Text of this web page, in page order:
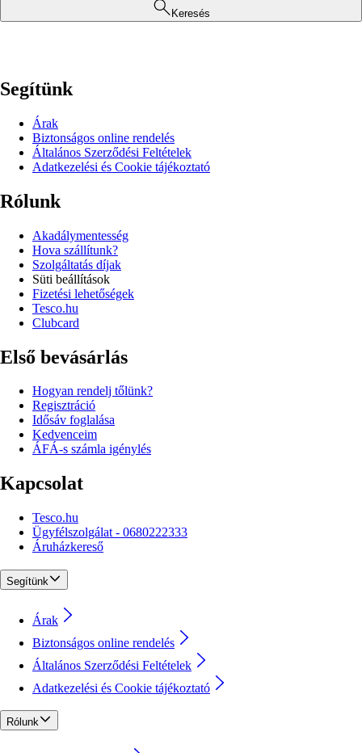
Keresés
Segítünk
Árak
Biztonságos online rendelés
Általános Szerződési Feltételek
Adatkezelési és Cookie tájékoztató
Rólunk
Akadálymentesség
Hova szállítunk?
Szolgáltatás díjak
Süti beállítások
Fizetési lehetőségek
Tesco.hu
Clubcard
Első bevásárlás
Hogyan rendelj tőlünk?
Regisztráció
Idősáv foglalása
Kedvenceim
ÁFÁ-s számla igénylés
Kapcsolat
Tesco.hu
Ügyfélszolgálat - 0680222333
Áruházkereső
Segítünk
Árak
Biztonságos online rendelés
Általános Szerződési Feltételek
Adatkezelési és Cookie tájékoztató
Rólunk